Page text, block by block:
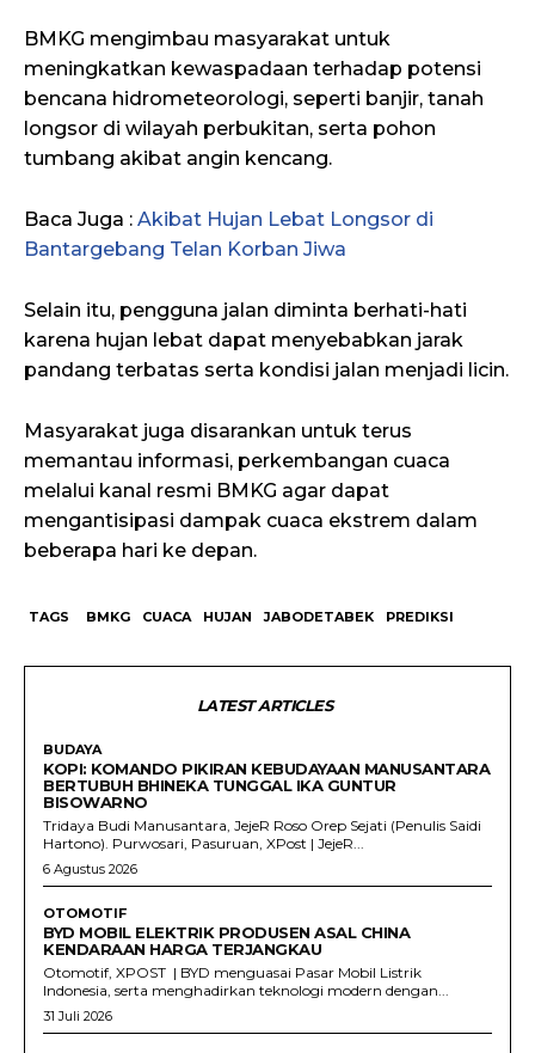
BMKG mengimbau masyarakat untuk
meningkatkan kewaspadaan terhadap potensi
bencana hidrometeorologi, seperti banjir, tanah
longsor di wilayah perbukitan, serta pohon
tumbang akibat angin kencang.
Baca Juga : Akibat Hujan Lebat Longsor di
Bantargebang Telan Korban Jiwa
Selain itu, pengguna jalan diminta berhati-hati
karena hujan lebat dapat menyebabkan jarak
pandang terbatas serta kondisi jalan menjadi licin.
Masyarakat juga disarankan untuk terus
memantau informasi, perkembangan cuaca
melalui kanal resmi BMKG agar dapat
mengantisipasi dampak cuaca ekstrem dalam
beberapa hari ke depan.
TAGS BMKG CUACA HUJAN JABODETABEK PREDIKSI
LATEST ARTICLES
BUDAYA
KOPI: KOMANDO PIKIRAN KEBUDAYAAN MANUSANTARA
BERTUBUH BHINEKA TUNGGAL IKA GUNTUR
BISOWARNO
Tridaya Budi Manusantara, JejeR Roso Orep Sejati (Penulis Saidi
Hartono). Purwosari, Pasuruan, XPost | JejeR...
6 Agustus 2026
OTOMOTIF
BYD MOBIL ELEKTRIK PRODUSEN ASAL CHINA
KENDARAAN HARGA TERJANGKAU
Otomotif, XPOST | BYD menguasai Pasar Mobil Listrik
Indonesia, serta menghadirkan teknologi modern dengan...
31 Juli 2026